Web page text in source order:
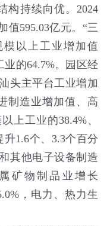
构持续向优。2024
值595.03亿元。“三
以上工业增加值
业的64.7%。园区经
头主平台工业增加
制造业增加值、高
上工业的38.4%、
1.6个、3.3个百分
其他电子设备制造
矿物制品业增长
，电力、热力生